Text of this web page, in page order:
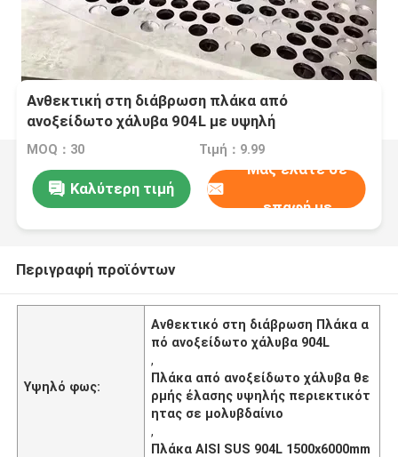
Ανθεκτική στη διάβρωση πλάκα από
ανοξείδωτο χάλυβα 904L με υψηλή
περιεκτικότητα σε μολυβδένιο σε μέγεθος
1500x6000mm θερμής έλασης
MOQ：30 Τιμή：9.99
Καλύτερη τιμή
Μας ελάτε σε
επαφή με
Περιγραφή προϊόντων
Υψηλό φως:
Ανθεκτικό στη διάβρωση Πλάκα α
πό ανοξείδωτο χάλυβα 904L
,
Πλάκα από ανοξείδωτο χάλυβα θε
ρμής έλασης υψηλής περιεκτικότ
ητας σε μολυβδαίνιο
,
Πλάκα AISI SUS 904L 1500x6000mm